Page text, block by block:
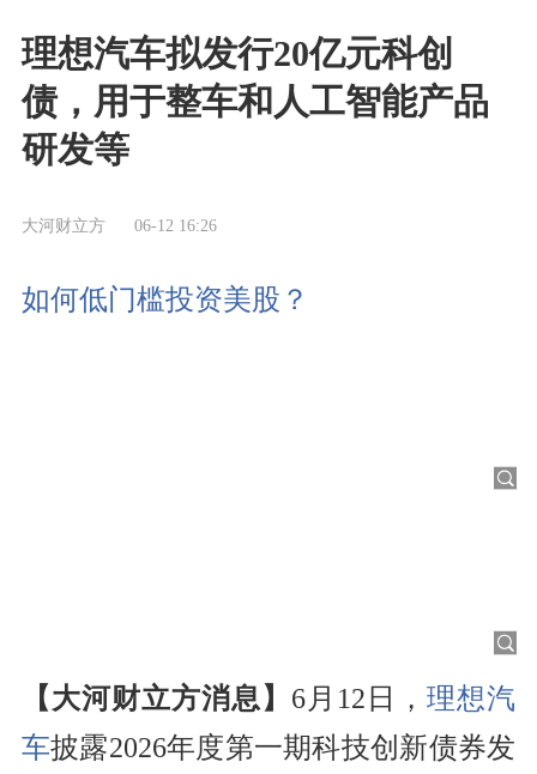
理想汽车拟发行20亿元科创
债，用于整车和人工智能产品
研发等
大河财立方 06-12 16:26
如何低门槛投资美股？
【大河财立方消息】 6月12日，理想汽
车披露2026年度第一期科技创新债券发